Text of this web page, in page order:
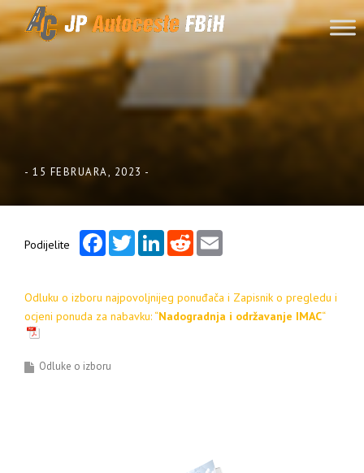
Skip to content
- 15 FEBRUARA, 2023 -
Podijelite
FacebookTwitterLinkedInReddit
Odluku o izboru najpovoljnijeg ponuđača i Zapisnik o pregledu i
ocjeni ponuda za nabavku: “Nadogradnja i održavanje IMAC“
Odluke o izboru